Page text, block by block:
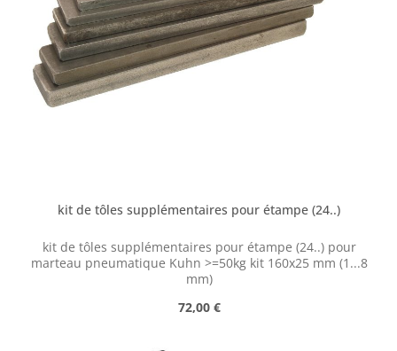
kit de tôles supplémentaires pour étampe (24..)
kit de tôles supplémentaires pour étampe (24..) pour
marteau pneumatique Kuhn >=50kg kit 160x25 mm (1...8
mm)
Prix régulier :
72,00 €